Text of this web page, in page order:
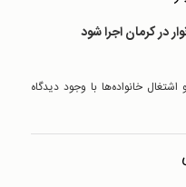
در کرمان اجرا شود
خانواده‌ها با وجود دیدگاه